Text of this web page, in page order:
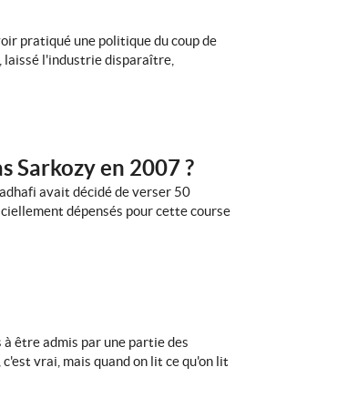
pratiqué une politique du coup de
laissé l'industrie disparaître,
Sarkozy en 2007 ?
avait décidé de verser 50
dépensés pour cette course
être admis par une partie des
vrai, mais quand on lit ce qu'on lit